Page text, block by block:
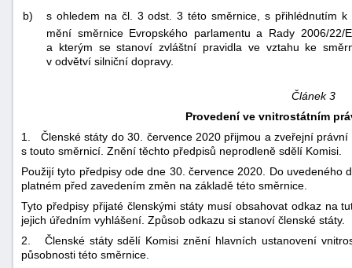
b)
s ohledem na čl. 3 odst. 3 této směrnice, s přihlédnutím
mění směrnice Evropského parlamentu a Rady 2006/22/
a kterým se stanoví zvláštní pravidla ve vztahu ke
v odvětví silniční dopravy.
Článek 3
Provedení ve vnitrostátním
1. Členské státy do 30. července 2020 přijmou a zveřejní
s touto směrnicí. Znění těchto předpisů neprodleně sdělí Komisi.
Použijí tyto předpisy ode dne 30. července 2020. Do uvedeného
platném před zavedením změn na základě této směrnice.
Tyto předpisy přijaté členskými státy musí obsahovat odkaz na
jejich úředním vyhlášení. Způsob odkazu si stanoví členské státy.
2. Členské státy sdělí Komisi znění hlavních ustanovení
působnosti této směrnice.